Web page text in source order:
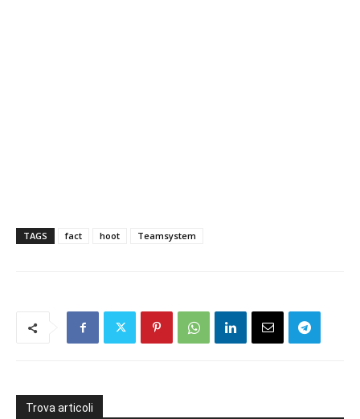
TAGS fact hoot Teamsystem
Trova articoli